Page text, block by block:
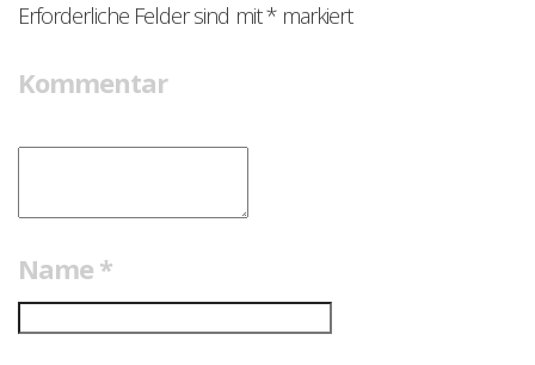
Erforderliche Felder sind mit*markiert
Kommentar
Name *